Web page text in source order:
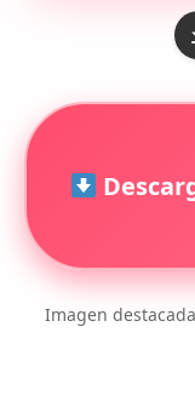
Imagen